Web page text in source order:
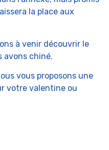
la place aux
à venir découvrir le
avons chiné.
vous proposons une
votre valentine ou